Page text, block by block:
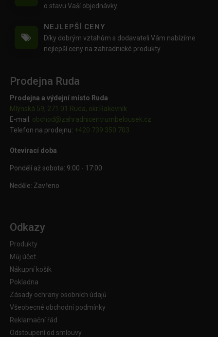
o stavu Vaší objednávky.
NEJLEPŠÍ CENY
Díky dobrým vztahům s dodavateli Vám nabízíme
nejlepší ceny na zahradnické produkty.
Prodejna Ruda
Prodejna a výdejní místo Ruda
Mlýnská 59, 271 01 Ruda, okr.Rakovník
E-mail: obchod@zahradnicentrumbelousek.cz
Telefon na prodejnu: +420 739 350 703
Otevírací doba
Pondělí až sobota: 9:00 - 17:00
Neděle: Zavřeno
Odkazy
Produkty
Můj účet
Nákupní košík
Pokladna
Zásady ochrany osobních údajů
Všeobecné obchodní podmínky
Reklamační řád
Odstoupení od smlouvy